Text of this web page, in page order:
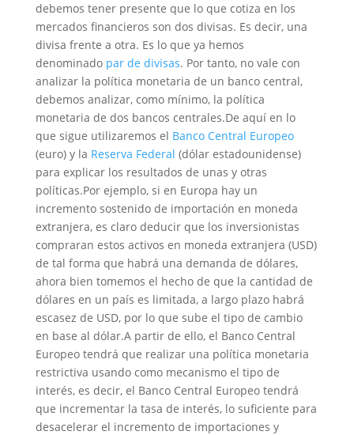
debemos tener presente que lo que cotiza en los
mercados financieros son dos divisas. Es decir, una
divisa frente a otra. Es lo que ya hemos
denominado par de divisas. Por tanto, no vale con
analizar la política monetaria de un banco central,
debemos analizar, como mínimo, la política
monetaria de dos bancos centrales.De aquí en lo
que sigue utilizaremos el Banco Central Europeo
(euro) y la Reserva Federal (dólar estadounidense)
para explicar los resultados de unas y otras
políticas.Por ejemplo, si en Europa hay un
incremento sostenido de importación en moneda
extranjera, es claro deducir que los inversionistas
compraran estos activos en moneda extranjera (USD)
de tal forma que habrá una demanda de dólares,
ahora bien tomemos el hecho de que la cantidad de
dólares en un país es limitada, a largo plazo habrá
escasez de USD, por lo que sube el tipo de cambio
en base al dólar.A partir de ello, el Banco Central
Europeo tendrá que realizar una política monetaria
restrictiva usando como mecanismo el tipo de
interés, es decir, el Banco Central Europeo tendrá
que incrementar la tasa de interés, lo suficiente para
desacelerar el incremento de importaciones y